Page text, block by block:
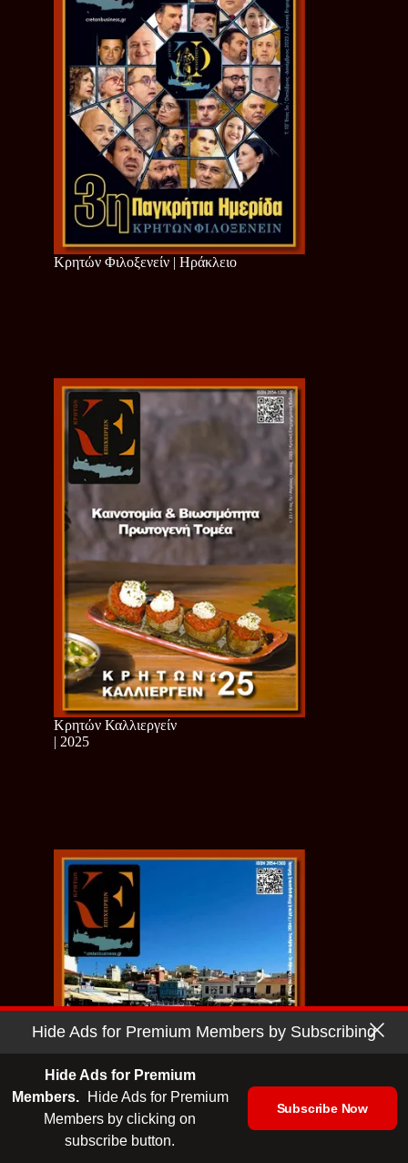
Κρητών Φιλοξενείν | Ηράκλειο
Κρητών Καλλιεργείν
| 2025
Hide Ads for Premium Members by Subscribing
Hide Ads for Premium
Members.
Hide Ads for Premium
Members by clicking on
subscribe button.
Subscribe Now